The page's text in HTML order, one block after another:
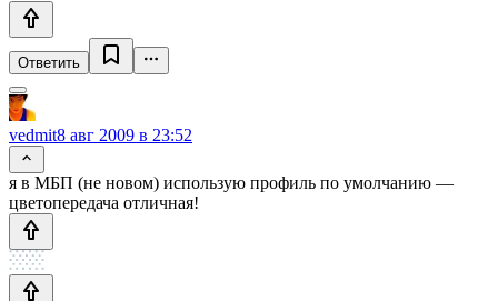
Ответить
vedmit8 авг 2009 в 23:52
я в МБП (не новом) использую профиль по умолчанию —
цветопередача отличная!